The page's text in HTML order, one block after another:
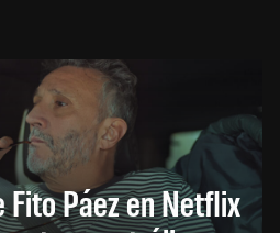
Fito Páez en Netflix